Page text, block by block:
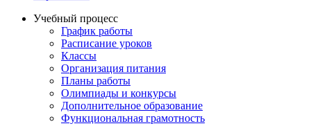
Учебный процесс
График работы
Расписание уроков
Классы
Организация питания
Планы работы
Олимпиады и конкурсы
Дополнительное образование
Функциональная грамотность